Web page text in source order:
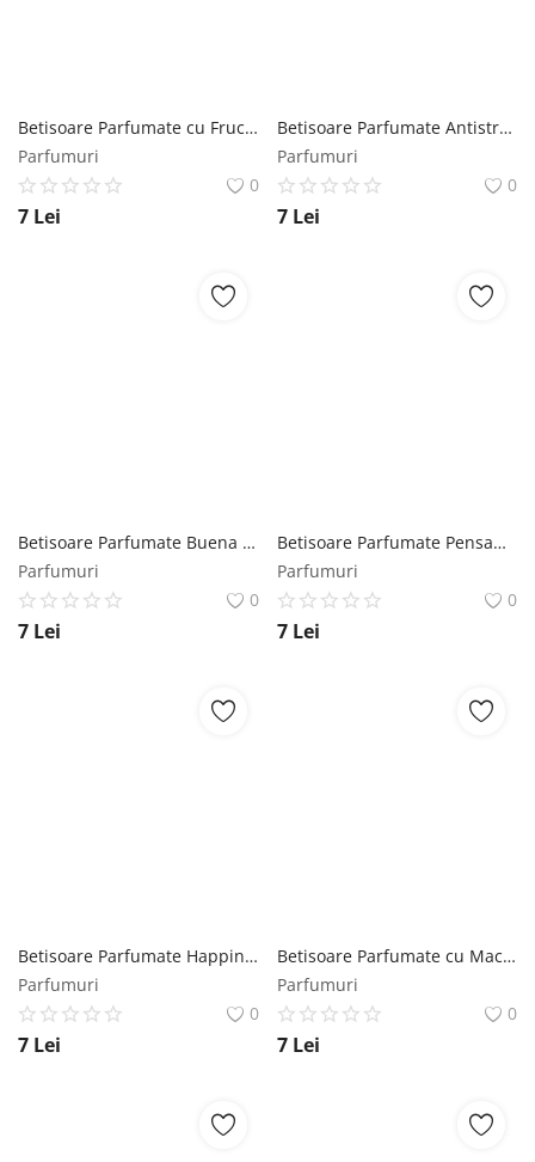
Betisoare Parfumate cu Fructe Rosii Mikado - La Casa De Los Aromas, 1 pachet Mikado
Parfumuri
0
7 Lei
Betisoare Parfumate Antistres Mikado - La Casa De Los Aromas, 1 pachet Mikado
Parfumuri
0
7 Lei
Betisoare Parfumate Buena Fortuna Mikado - La Casa De Los Aromas, 1 pachet Mikado
Parfumuri
0
7 Lei
Betisoare Parfumate Pensamiento Positivo Mikado - La Casa De Los Aromas, 1 pachet Mikado
Parfumuri
0
7 Lei
Betisoare Parfumate Happiness Mikado - La Casa De Los Aromas, 1 pachet Mikado
Parfumuri
0
7 Lei
Betisoare Parfumate cu Mac Mikado - La Casa De Los Aromas, 1 pachet Mikado
Parfumuri
0
7 Lei